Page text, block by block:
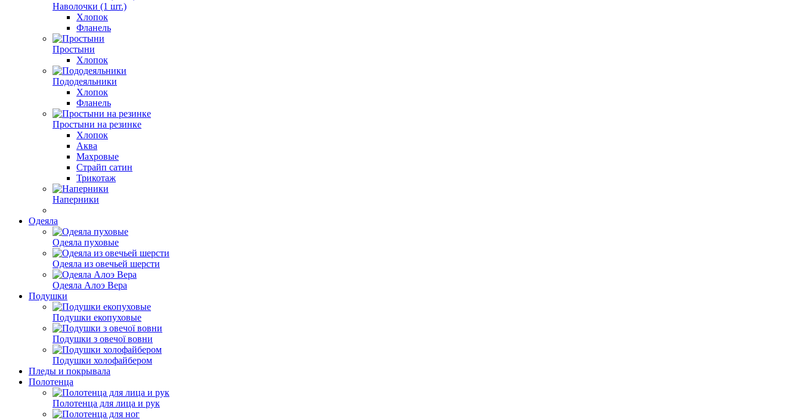
Наволочки (1 шт.)
Хлопок
Фланель
Простыни
Хлопок
Пододеяльники
Хлопок
Фланель
Простыни на резинке
Хлопок
Аква
Махровые
Страйп сатин
Трикотаж
Наперники
Одеяла
Одеяла пуховые
Одеяла из овечьей шерсти
Одеяла Алоэ Вера
Подушки
Подушки екопуховые
Подушки з овечої вовни
Подушки холофайбером
Пледы и покрывала
Полотенца
Полотенца для лица и рук